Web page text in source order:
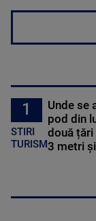
1
STIRI
TURISM
Unde se
pod din
două țări
3 metri